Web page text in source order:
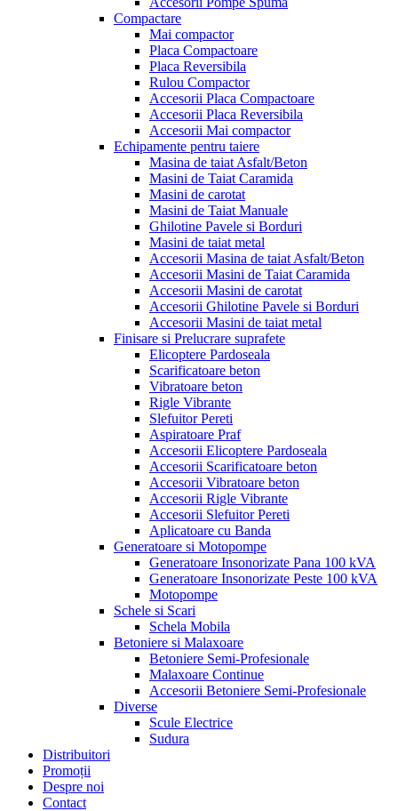
Compactare
Mai compactor
Placa Compactoare
Placa Reversibila
Rulou Compactor
Accesorii Placa Compactoare
Accesorii Placa Reversibila
Accesorii Mai compactor
Echipamente pentru taiere
Masina de taiat Asfalt/Beton
Masini de Taiat Caramida
Masini de carotat
Masini de Taiat Manuale
Ghilotine Pavele si Borduri
Masini de taiat metal
Accesorii Masina de taiat Asfalt/Beton
Accesorii Masini de Taiat Caramida
Accesorii Masini de carotat
Accesorii Ghilotine Pavele si Borduri
Accesorii Masini de taiat metal
Finisare si Prelucrare suprafete
Elicoptere Pardoseala
Scarificatoare beton
Vibratoare beton
Rigle Vibrante
Slefuitor Pereti
Aspiratoare Praf
Accesorii Elicoptere Pardoseala
Accesorii Scarificatoare beton
Accesorii Vibratoare beton
Accesorii Rigle Vibrante
Accesorii Slefuitor Pereti
Aplicatoare cu Banda
Generatoare si Motopompe
Generatoare Insonorizate Pana 100 kVA
Generatoare Insonorizate Peste 100 kVA
Motopompe
Schele si Scari
Schela Mobila
Betoniere si Malaxoare
Betoniere Semi-Profesionale
Malaxoare Continue
Accesorii Betoniere Semi-Profesionale
Diverse
Scule Electrice
Sudura
Distribuitori
Promoții
Despre noi
Contact